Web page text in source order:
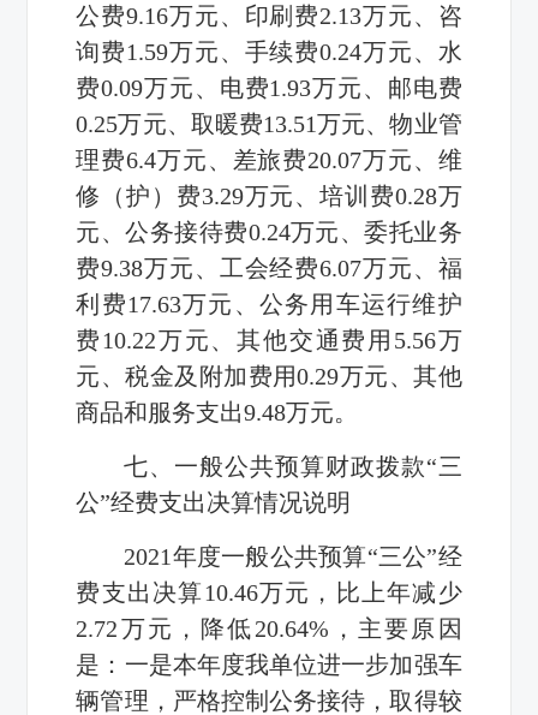
公费9.16万元、印刷费2.13万元、咨
询费1.59万元、手续费0.24万元、水
费0.09万元、电费1.93万元、邮电费
0.25万元、取暖费13.51万元、物业管
理费6.4万元、差旅费20.07万元、维
修（护）费3.29万元、培训费0.28万
元、公务接待费0.24万元、委托业务
费9.38万元、工会经费6.07万元、福
利费17.63万元、公务用车运行维护
费10.22万元、其他交通费用5.56万
元、税金及附加费用0.29万元、其他
商品和服务支出9.48万元。
七、一般公共预算财政拨款“三
公”经费支出决算情况说明
2021年度一般公共预算“三公”经
费支出决算10.46万元，比上年减少
2.72万元，降低20.64%，主要原因
是：一是本年度我单位进一步加强车
辆管理，严格控制公务接待，取得较